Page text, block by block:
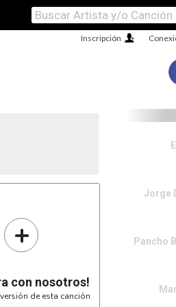
Inscripción
+
con nosotros!
de esta canción
Jorge
Pancho